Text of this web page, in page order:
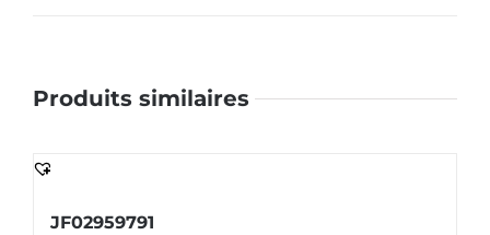
Produits similaires
JF02959791